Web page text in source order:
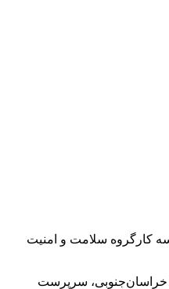
استان پس از گذشت یک ساعت و ۱۵ دقیقه خروجی قابل توجهی نداشت و تنها چیزی که عایدمان شد این بود که خراسان‌جنوبی در سال ۹۶ تنها سه کارگروه سلامت و امنیت
خراسان‌جنوبی، سرپرست